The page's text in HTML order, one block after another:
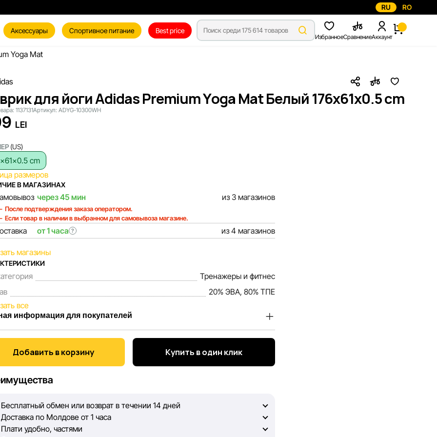
RU RO
Аксессуары Спортивное питание Best price
ИзбранноеСравнениеАккаунт
Yoga Mat
для йоги Adidas Premium Yoga Mat Белый 176x61x0.5 cm
1137131Артикул: ADYG-10300WH
LEI
(US)
cm
размеров
В МАГАЗИНАХ
через 45 мин из 3 магазинов
После подтверждения заказа оператором.
Если товар в наличии в выбранном для самовывоза магазине.
от 1 часа ? из 4 магазинов
магазины
Тренажеры и фитнес
20% ЭВА, 80% ТПЕ
все
информация для покупателей
сети магазинов Sportlandia, ценим доверие наших покупателей.
день мы работаем над тем, чтобы информация о товарах и услугах,
на сайте, была максимально полной, объективной и актуальной.
лучшее решение о покупке.
несмотря на постоянный контроль, Sportlandia не может гарантировать
точность всех данных, размещённых на сайте, ввиду возможных
ошибок или сбоев. Мы также не отвечаем за содержание и
Добавить в корзину Купить в один клик
Бесплатный обмен или возврат в течении 14 дней
Доставка по Молдове от 1 часа
Плати удобно, частями